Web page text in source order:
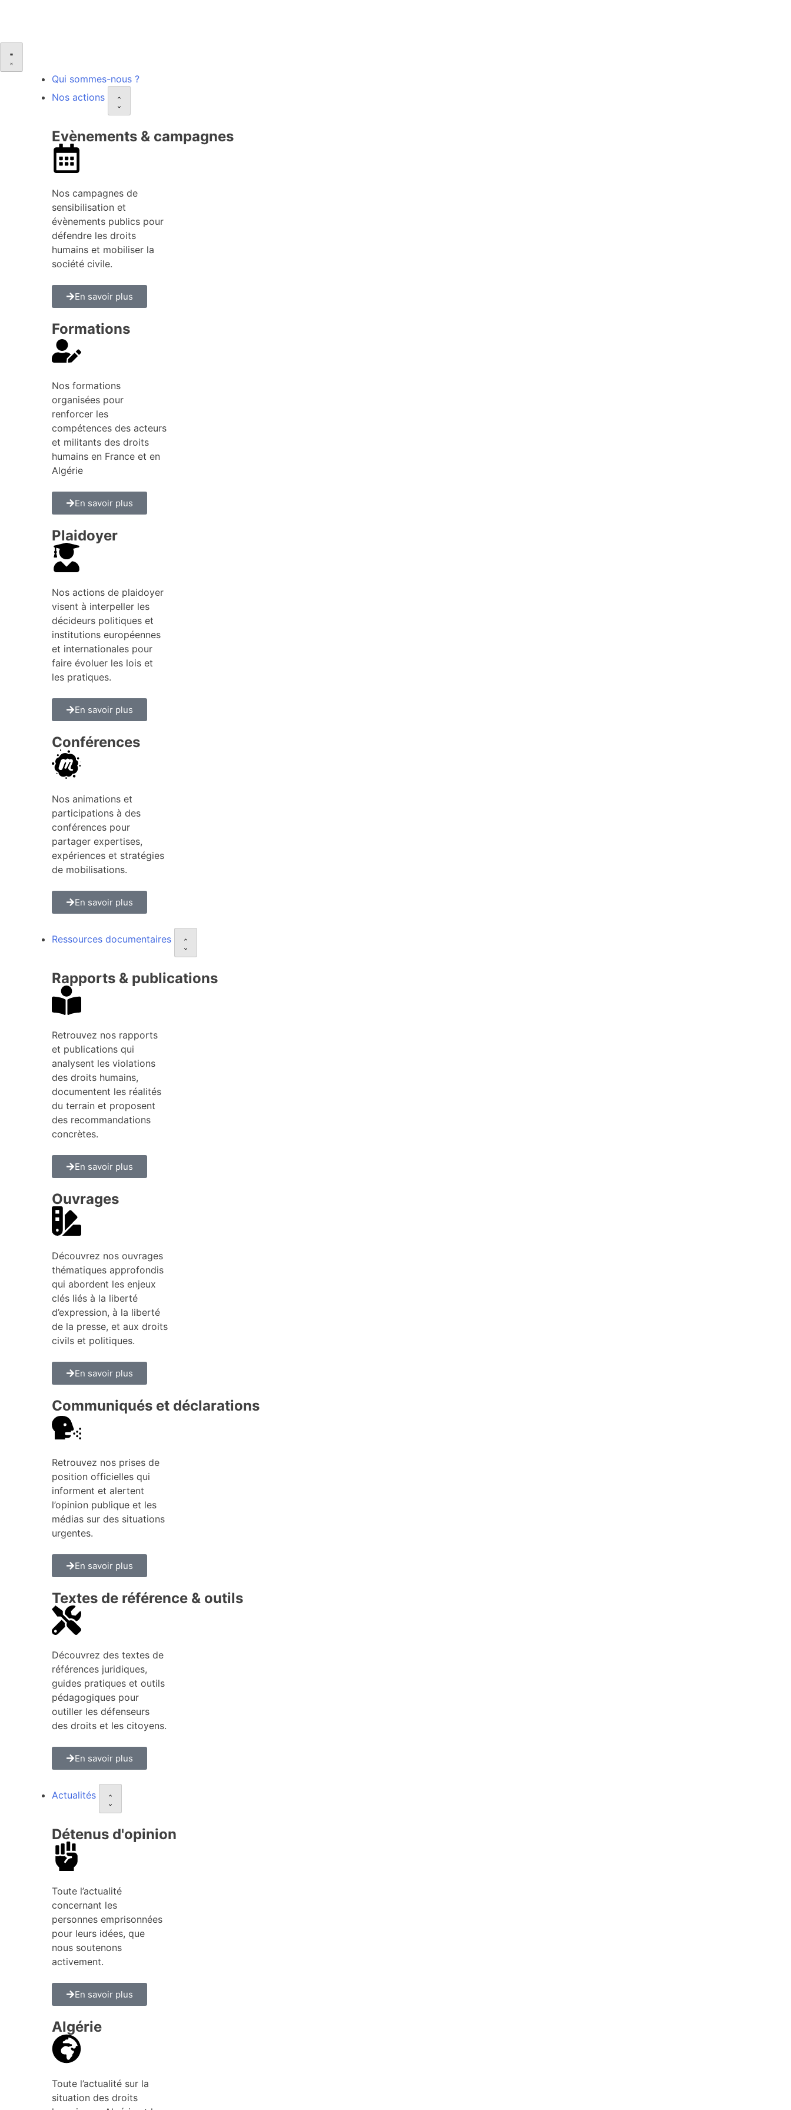
Qui sommes-nous ?
Nos actions
Evènements & campagnes
Nos campagnes de
sensibilisation et
évènements publics pour
défendre les droits
humains et mobiliser la
société civile.
En savoir plus
Formations
Nos formations
organisées pour
renforcer les
compétences des acteurs
et militants des droits
humains en France et en
Algérie
En savoir plus
Plaidoyer
Nos actions de plaidoyer
visent à interpeller les
décideurs politiques et
institutions européennes
et internationales pour
faire évoluer les lois et
les pratiques.
En savoir plus
Conférences
Nos animations et
participations à des
conférences pour
partager expertises,
expériences et stratégies
de mobilisations.
En savoir plus
Ressources documentaires
Rapports & publications
Retrouvez nos rapports
et publications qui
analysent les violations
des droits humains,
documentent les réalités
du terrain et proposent
des recommandations
concrètes.
En savoir plus
Ouvrages
Découvrez nos ouvrages
thématiques approfondis
qui abordent les enjeux
clés liés à la liberté
d’expression, à la liberté
de la presse, et aux droits
civils et politiques.
En savoir plus
Communiqués et déclarations
Retrouvez nos prises de
position officielles qui
informent et alertent
l’opinion publique et les
médias sur des situations
urgentes.
En savoir plus
Textes de référence & outils
Découvrez des textes de
références juridiques,
guides pratiques et outils
pédagogiques pour
outiller les défenseurs
des droits et les citoyens.
En savoir plus
Actualités
Détenus d'opinion
Toute l’actualité
concernant les
personnes emprisonnées
pour leurs idées, que
nous soutenons
activement.
En savoir plus
Algérie
Toute l’actualité sur la
situation des droits